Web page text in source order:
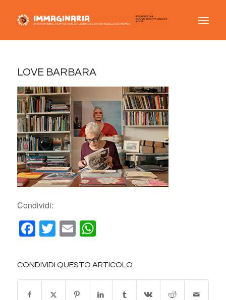
LOVE BARBARA
Condividi:
Facebook
Twitter
EmailWhatsApp
CONDIVIDI QUESTO ARTICOLO